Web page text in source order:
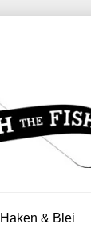
Haken & Blei